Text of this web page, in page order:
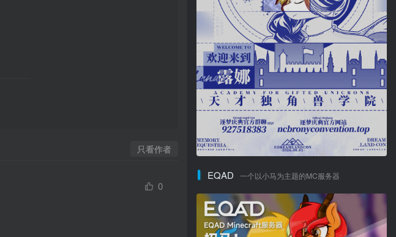
只看作者
0
EQAD 一个以小马为主题的MC服务器